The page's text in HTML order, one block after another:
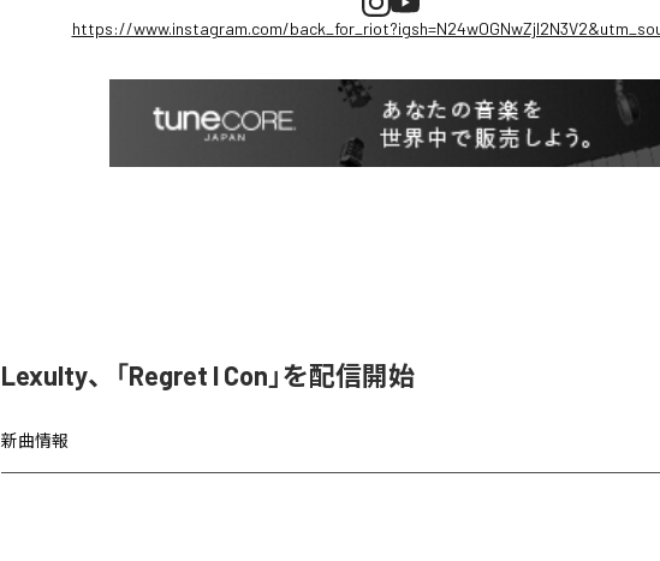
https://www.instagram.com/
Lexulty、「Regret I Con」を配信開始
新曲情報